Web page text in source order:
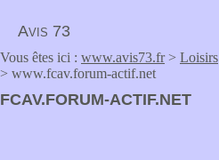
Avis 73
Vous êtes ici : www.avis73.fr> Loisirs
> www.fcav.forum-actif.net
FCAV.FORUM-ACTIF.NET